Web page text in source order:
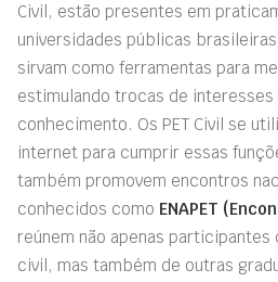
Civil, estão presentes em
universidades públicas
sirvam como ferramentas para
estimulando trocas de interesses
conhecimento. Os PET Civil se
internet para cumprir essas
também promovem encontros
conhecidos como ENAPET
reúnem não apenas participantes
civil, mas também de outras